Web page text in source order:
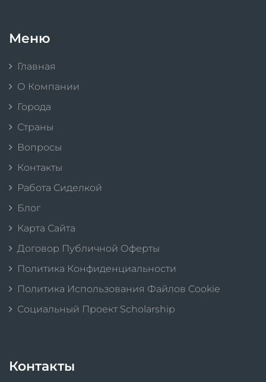
Меню
Главная
О Компании
Города
Страны
Вопросы
Контакты
Работа Сиделкой
Блог
Карта Сайта
Договор Публичной Оферты
Политика Конфиденциальности
Политика Использования Файлов Cookie
Социальный Проект Scholarship
Контакты